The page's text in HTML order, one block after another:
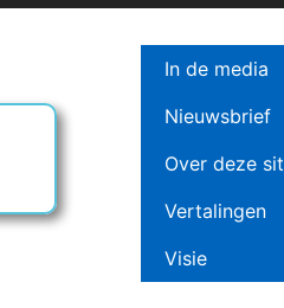
In de media
Nieuwsbrief
Over deze
Vertalingen
Visie